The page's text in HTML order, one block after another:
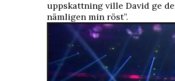
uppskattning ville David ge
nämligen min röst”.